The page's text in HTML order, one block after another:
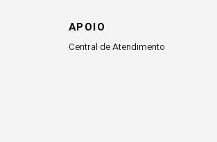
APOIO
Central de Atendimento